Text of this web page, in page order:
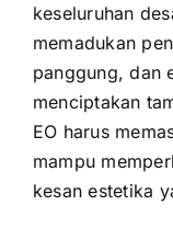
keseluruhan
memadukan
panggung, dan
menciptakan
EO harus
mampu
kesan estetika